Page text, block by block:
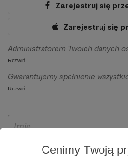
Cenimy Twoją
Zarejestruj się
Zarejestruj się
Administratorem Twoich danych
sp. z o.o. z siedziba w Warszawie,
092 Warszawa. Twoje dane
szczególności w celu wykonania
Patronite.pl, w tym możliwości
otrzymywania wsparcia na naszej
Rozwiń
Gwarantujemy spełnienie
wynikających z ogólnego
ich przenoszenia, niepodlegania
wyrażenia sprzeciwu wobec
osobowych. Rejestracja dla osób
Rozwiń